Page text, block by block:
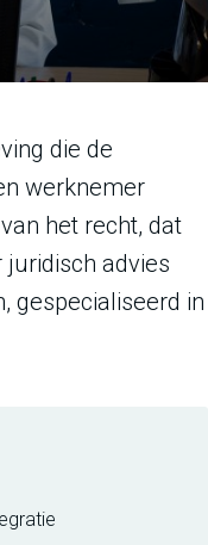
die de
werknemer
het recht, dat
advies
gespecialiseerd in